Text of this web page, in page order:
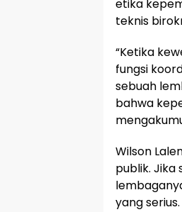
etika
teknis
“Ketika
fungsi
sebuah
bahwa
Wilson
publik.
yang serius.